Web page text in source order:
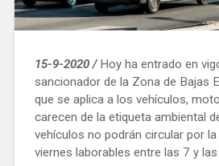
15-9-2020 /Hoy ha entrado en
sancionador de la Zona de Bajas
que se aplica a los vehículos,
carecen de la etiqueta ambiental
vehículos no podrán circular por
viernes laborables entre las 7 y